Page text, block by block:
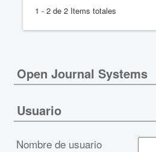
1 - 2 de 2 Items totales
Open Journal Systems
Usuario
Nombre de usuario